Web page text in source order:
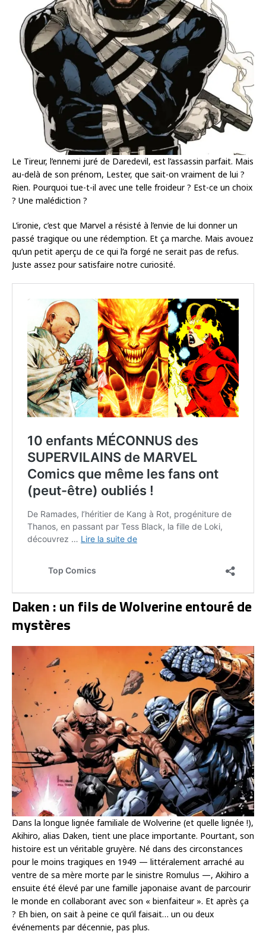
Le Tireur, l’ennemi juré de Daredevil, est l’assassin parfait. Mais
au-delà de son prénom, Lester, que sait-on vraiment de lui ?
Rien. Pourquoi tue-t-il avec une telle froideur ? Est-ce un choix
? Une malédiction ?
L’ironie, c’est que Marvel a résisté à l’envie de lui donner un
passé tragique ou une rédemption. Et ça marche. Mais avouez
qu’un petit aperçu de ce qui l’a forgé ne serait pas de refus.
Juste assez pour satisfaire notre curiosité.
Daken : un fils de Wolverine entouré de
mystères
Dans la longue lignée familiale de Wolverine (et quelle lignée !),
Akihiro, alias Daken, tient une place importante. Pourtant, son
histoire est un véritable gruyère. Né dans des circonstances
pour le moins tragiques en 1949 — littéralement arraché au
ventre de sa mère morte par le sinistre Romulus —, Akihiro a
ensuite été élevé par une famille japonaise avant de parcourir
le monde en collaborant avec son « bienfaiteur ». Et après ça
? Eh bien, on sait à peine ce qu’il faisait… un ou deux
événements par décennie, pas plus.